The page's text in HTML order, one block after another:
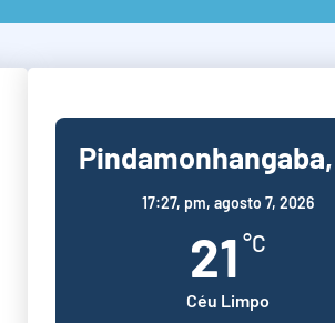
Pindamonhangaba,
17:27, pm, agosto 7, 2026
21 °C
Céu Limpo